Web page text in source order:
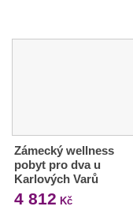
Zámecký wellness
pobyt pro dva u
Karlových Varů
4 812 Kč